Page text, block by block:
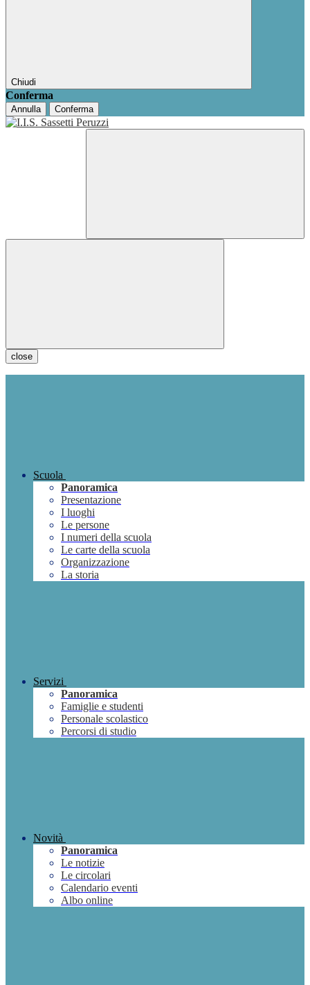
Chiudi
Conferma
Annulla Conferma
close
Scuola
Panoramica
Presentazione
I luoghi
Le persone
I numeri della scuola
Le carte della scuola
Organizzazione
La storia
Servizi
Panoramica
Famiglie e studenti
Personale scolastico
Percorsi di studio
Novità
Panoramica
Le notizie
Le circolari
Calendario eventi
Albo online